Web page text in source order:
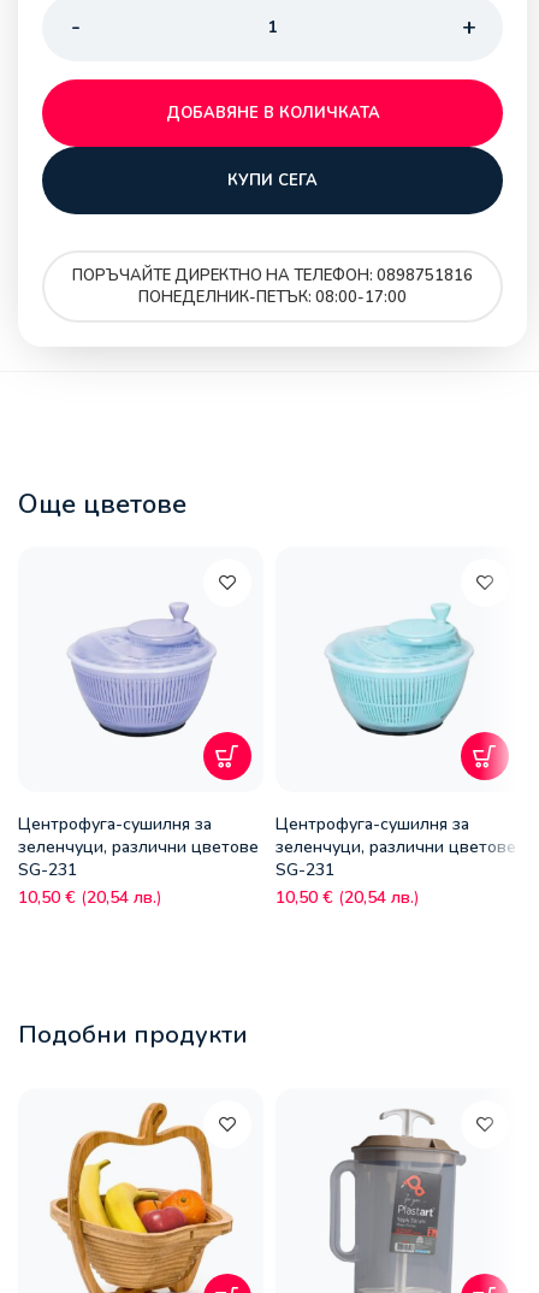
ДОБАВЯНЕ В КОЛИЧКАТА
КУПИ СЕГА
ПОРЪЧАЙТЕ ДИРЕКТНО НА ТЕЛЕФОН: 0898751816
ПОНЕДЕЛНИК-ПЕТЪК: 08:00-17:00
Още цветове
Центрофуга-сушилня за
зеленчуци, различни цветове
SG-231
10,50 € (20,54 лв.)
Центрофуга-сушилня за
зеленчуци, различни цветове
SG-231
10,50 € (20,54 лв.)
Подобни продукти